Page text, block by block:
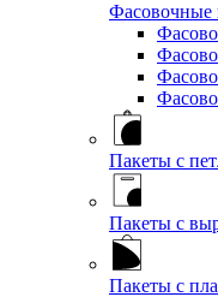
Фасовочные
Пакеты с
Пакеты с
Пакеты с